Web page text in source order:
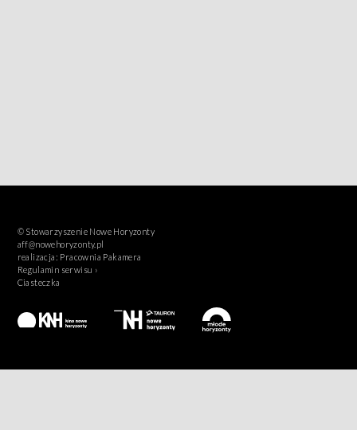
© Stowarzyszenie Nowe Horyzonty
aff@nowehoryzonty.pl
realizacja: Pracownia Pakamera
Regulamin serwisu ›
Ciasteczka